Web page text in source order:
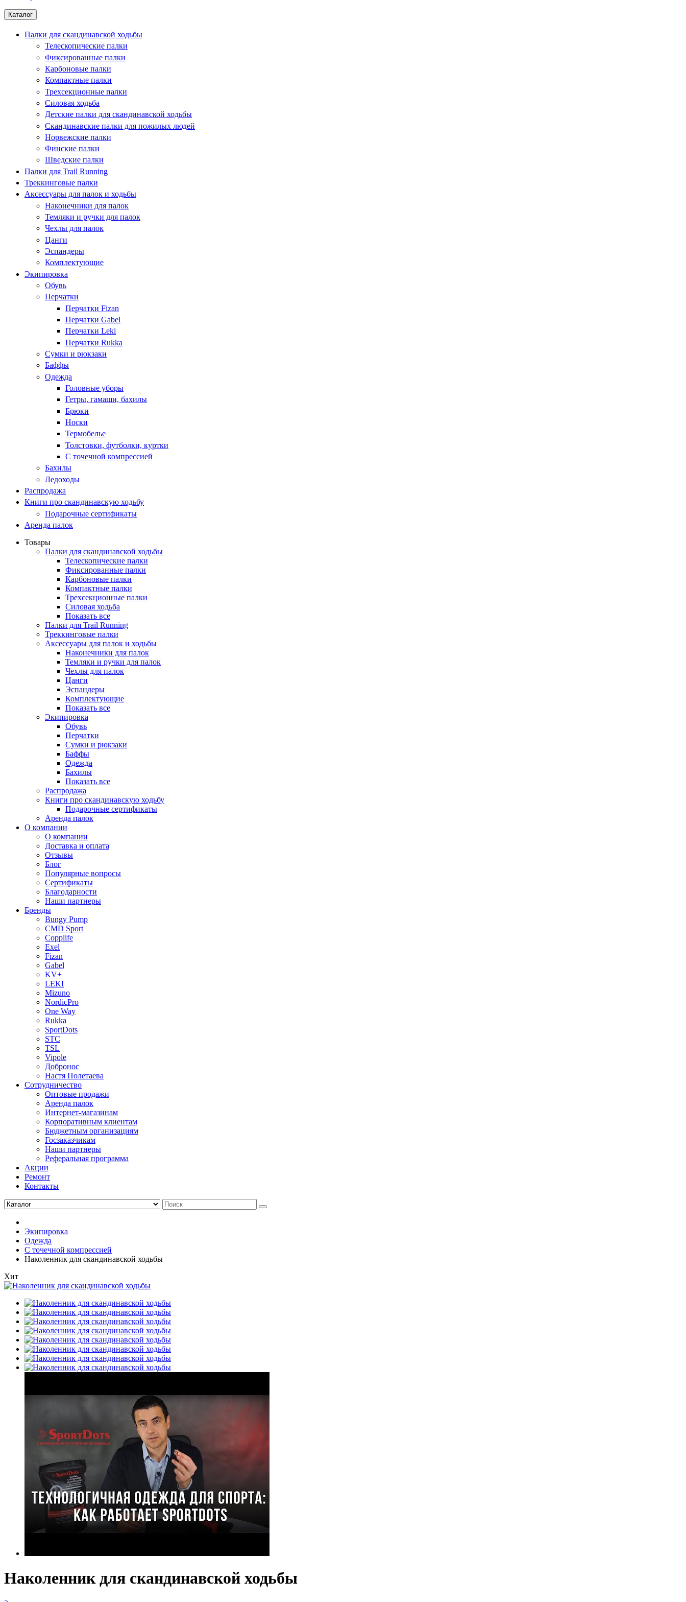
Каталог
Палки для скандинавской ходьбы
Телескопические палки
Фиксированные палки
Карбоновые палки
Компактные палки
Трехсекционные палки
Силовая ходьба
Детские палки для скандинавской ходьбы
Скандинавские палки для пожилых людей
Норвежские палки
Финские палки
Шведские палки
Палки для Trail Running
Треккинговые палки
Аксессуары для палок и ходьбы
Наконечники для палок
Темляки и ручки для палок
Чехлы для палок
Цанги
Эспандеры
Комплектующие
Экипировка
Обувь
Перчатки
Перчатки Fizan
Перчатки Gabel
Перчатки Leki
Перчатки Rukka
Сумки и рюкзаки
Баффы
Одежда
Головные уборы
Гетры, гамаши, бахилы
Брюки
Носки
Термобелье
Толстовки, футболки, куртки
С точечной компрессией
Бахилы
Ледоходы
Распродажа
Книги про скандинавскую ходьбу
Подарочные сертификаты
Аренда палок
Товары
Палки для скандинавской ходьбы
Телескопические палки
Фиксированные палки
Карбоновые палки
Компактные палки
Трехсекционные палки
Силовая ходьба
Показать все
Палки для Trail Running
Треккинговые палки
Аксессуары для палок и ходьбы
Наконечники для палок
Темляки и ручки для палок
Чехлы для палок
Цанги
Эспандеры
Комплектующие
Показать все
Экипировка
Обувь
Перчатки
Сумки и рюкзаки
Баффы
Одежда
Бахилы
Показать все
Распродажа
Книги про скандинавскую ходьбу
Подарочные сертификаты
Аренда палок
О компании
О компании
Доставка и оплата
Отзывы
Блог
Популярные вопросы
Сертификаты
Благодарности
Наши партнеры
Бренды
Bungy Pump
CMD Sport
Copplife
Exel
Fizan
Gabel
KV+
LEKI
Mizuno
NordicPro
One Way
Rukka
SportDots
STC
TSL
Vipole
Добронос
Настя Полетаева
Сотрудничество
Оптовые продажи
Аренда палок
Интернет-магазинам
Корпоративным клиентам
Бюджетным организациям
Госзаказчикам
Наши партнеры
Реферальная программа
Акции
Ремонт
Контакты
Экипировка
Одежда
С точечной компрессией
Наколенник для скандинавской ходьбы
Хит
Наколенник для скандинавской ходьбы